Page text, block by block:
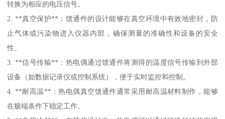
适用于复杂环境。